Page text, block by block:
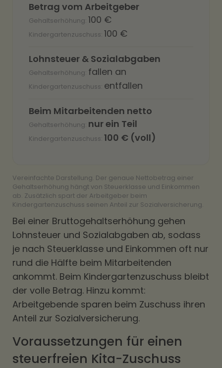
Betrag vom Arbeitgeber
100 €
100 €
Lohnsteuer & Sozialabgaben
fallen an
entfallen
Beim Mitarbeitenden netto
nur ein Teil
100 € (voll)
Vereinfachte Darstellung. Der genaue Nettobetrag einer
Gehaltserhöhung hängt von Steuerklasse und Einkommen
ab. Zusätzlich spart der Arbeitgeber beim
Kindergartenzuschuss seinen Anteil zur Sozialversicherung.
Bei einer Bruttogehaltserhöhung gehen
Lohnsteuer und Sozialabgaben ab, sodass
je nach Steuerklasse und Einkommen oft nur
rund die Hälfte beim Mitarbeitenden
ankommt. Beim Kindergartenzuschuss bleibt
der volle Betrag. Hinzu kommt:
Arbeitgebende sparen beim Zuschuss ihren
Anteil zur Sozialversicherung.
Voraussetzungen für einen
steuerfreien Kita-Zuschuss